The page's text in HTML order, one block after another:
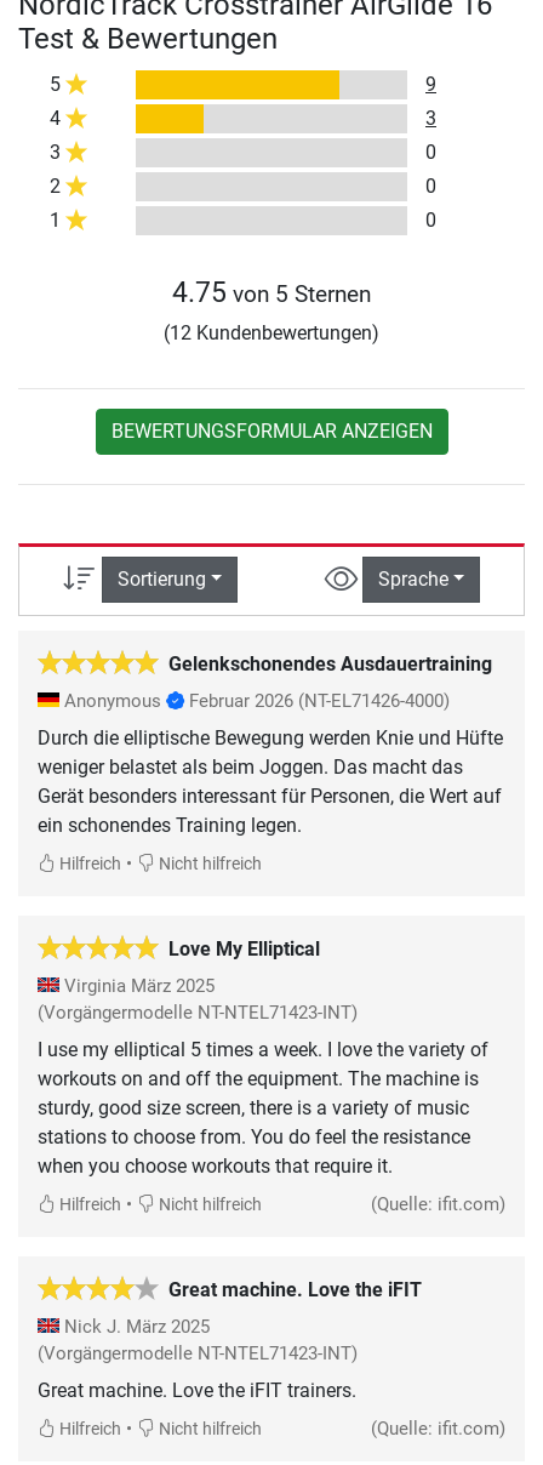
Test & Bewertungen
5
9
4
3
3
0
2
0
1
0
4.75 von 5 Sternen
(12 Kundenbewertungen)
BEWERTUNGSFORMULAR ANZEIGEN
Sortierung Sprache
Gelenkschonendes Ausdauertraining
Anonymous Februar 2026 (NT-EL71426-4000)
Durch die elliptische Bewegung werden Knie und Hüfte
weniger belastet als beim Joggen. Das macht das
Gerät besonders interessant für Personen, die Wert auf
ein schonendes Training legen.
Hilfreich • Nicht hilfreich
Love My Elliptical
Virginia März 2025
(Vorgängermodelle NT-NTEL71423-INT)
I use my elliptical 5 times a week. I love the variety of
workouts on and off the equipment. The machine is
sturdy, good size screen, there is a variety of music
stations to choose from. You do feel the resistance
when you choose workouts that require it.
Hilfreich • Nicht hilfreich (Quelle: ifit.com)
Great machine. Love the iFIT
Nick J. März 2025
(Vorgängermodelle NT-NTEL71423-INT)
Great machine. Love the iFIT trainers.
Hilfreich • Nicht hilfreich (Quelle: ifit.com)